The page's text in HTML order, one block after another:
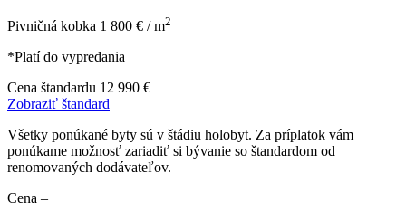
Pivničná kobka 1 800 € / m2
*Platí do vypredania
Cena štandardu 12 990 €
Zobraziť štandard
Všetky ponúkané byty sú v štádiu holobyt. Za príplatok vám
ponúkame možnosť zariadiť si bývanie so štandardom od
renomovaných dodávateľov.
Cena –